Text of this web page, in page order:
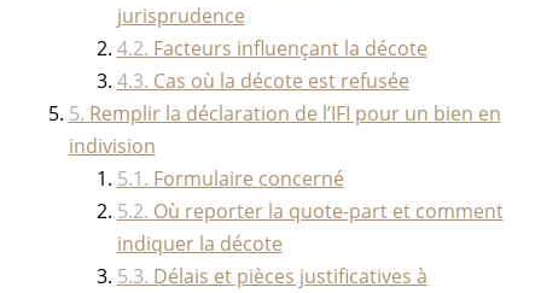
jurisprudence
Facteurs influençant la décote
Cas où la décote est refusée
Remplir la déclaration de l’IFI pour un bien en
indivision
Formulaire concerné
Où reporter la quote-part et comment
indiquer la décote
Délais et pièces justificatives à